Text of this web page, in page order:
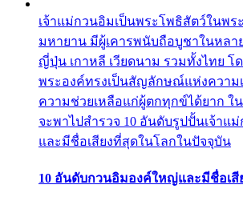
เจ้าแม่กวนอิมเป็นพระโพธิสัตว์ในพ
มหายาน มีผู้เคารพนับถือบูชาในหลา
ญี่ปุ่น เกาหลี เวียดนาม รวมทั้งไทย โ
พระองค์ทรงเป็นสัญลักษณ์แห่งความ
ความช่วยเหลือแก่ผู้ตกทุกข์ได้ยาก ใ
จะพาไปสำรวจ 10 อันดับรูปปั้นเจ้าแ
และมีชื่อเสียงที่สุดในโลกในปัจจุบัน
10 อันดับกวนอิมองค์ใหญ่และมีชื่อเสี